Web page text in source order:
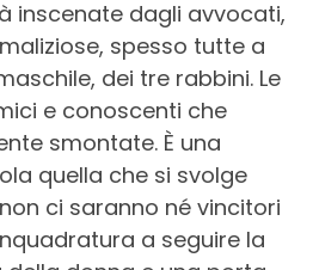
inscenate dagli avvocati,
spesso tutte a
dei tre rabbini. Le
e conoscenti che
smontate. È una
quella che si svolge
non ci saranno né vincitori
a seguire la